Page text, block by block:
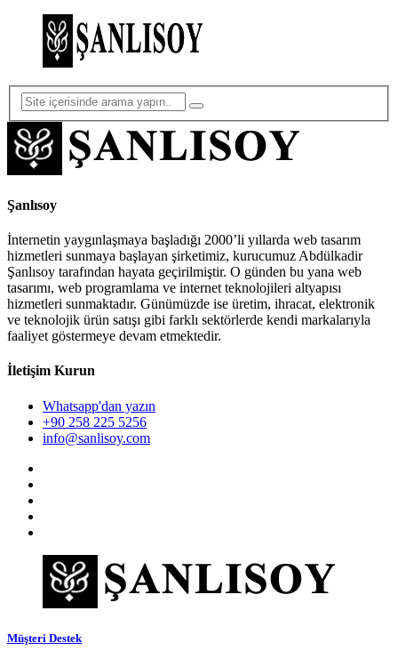
Şanlısoy
İnternetin yaygınlaşmaya başladığı 2000’li yıllarda web tasarım
hizmetleri sunmaya başlayan şirketimiz, kurucumuz Abdülkadir
Şanlısoy tarafından hayata geçirilmiştir. O günden bu yana web
tasarımı, web programlama ve internet teknolojileri altyapısı
hizmetleri sunmaktadır. Günümüzde ise üretim, ihracat, elektronik
ve teknolojik ürün satışı gibi farklı sektörlerde kendi markalarıyla
faaliyet göstermeye devam etmektedir.
İletişim Kurun
Whatsapp'dan yazın
+90 258 225 5256
info@sanlisoy.com
Müşteri Destek